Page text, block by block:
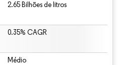
2.65 Bilhões de litros
0.35% CAGR
Médio